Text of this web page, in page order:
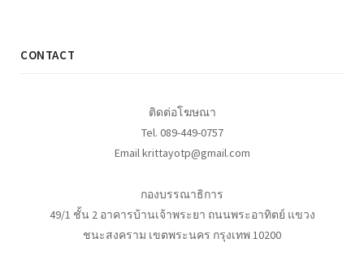
CONTACT
ติดต่อโฆษณา
Tel. 089-449-0757
Email krittayotp@gmail.com
กองบรรณาธิการ
49/1 ชั้น 2 อาคารบ้านเจ้าพระยา ถนนพระอาทิตย์ แขวง
ชนะสงคราม เขตพระนคร กรุงเทพ 10200